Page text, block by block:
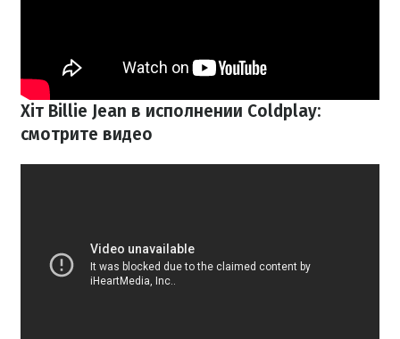
Хіт Billie Jean в исполнении Coldplay:
смотрите видео